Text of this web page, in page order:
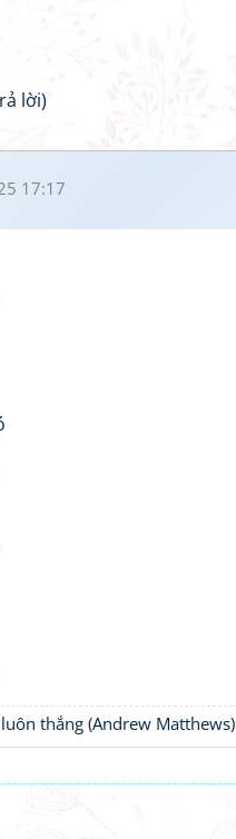
lời)
17:17
thắng (Andrew Matthews)